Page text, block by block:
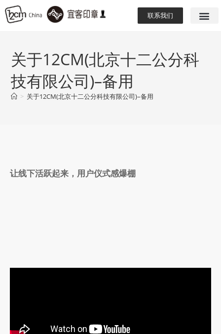
联系我们
关于12CM(北京十二公分科
技有限公司)–备用
> 关于12CM(北京十二公分科技有限公司)–备用
让线下活跃起来，用户仪式感爆棚